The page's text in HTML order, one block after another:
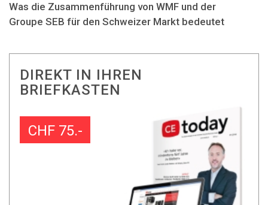
Was die Zusammenführung von WMF und der
Groupe SEB für den Schweizer Markt bedeutet
DIREKT IN IHREN
BRIEFKASTEN
CHF 75.-